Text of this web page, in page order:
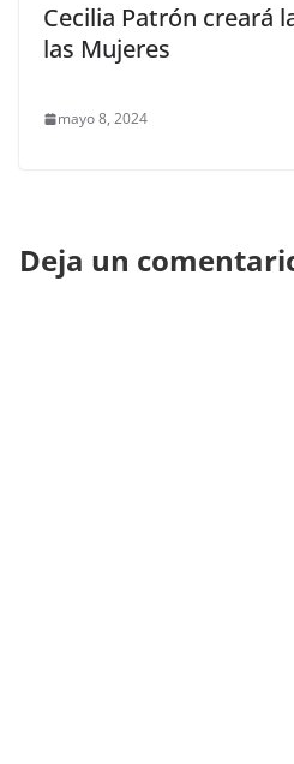
Cecilia Patrón creará
las Mujeres
mayo 8, 2024
Deja un